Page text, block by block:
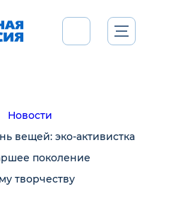
Новости
вещей: эко-активистка
поколение
творчеству